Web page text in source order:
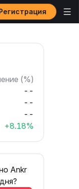
(%)
--
--
--
+8.18%
Ankr